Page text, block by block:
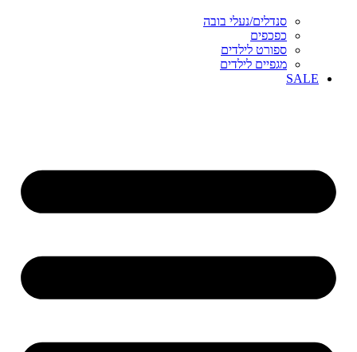
סנדלים/נעלי בובה
כפכפים
ספורט לילדים
מגפיים לילדים
SALE